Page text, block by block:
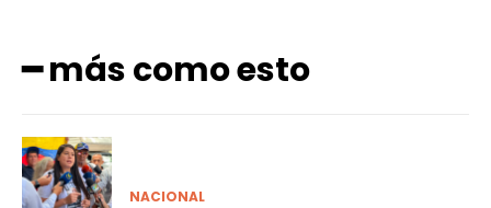
━ más como esto
NACIONAL